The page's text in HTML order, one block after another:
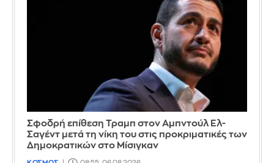
Σφοδρή επίθεση Τραμπ στον Αμπντούλ Ελ-
Σαγέντ μετά τη νίκη του στις προκριματικές των
Δημοκρατικών στο Μίσιγκαν